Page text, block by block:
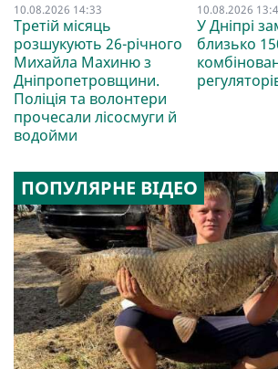
10.08.2026 14:33
Третій місяць
розшукують 26-річного
Михайла Махиню з
Дніпропетровщини.
Поліція та волонтери
прочесали лісосмуги й
водойми
10.08.2026
У Дніпрі
близько
ПОПУЛЯРНЕ ВІДЕО